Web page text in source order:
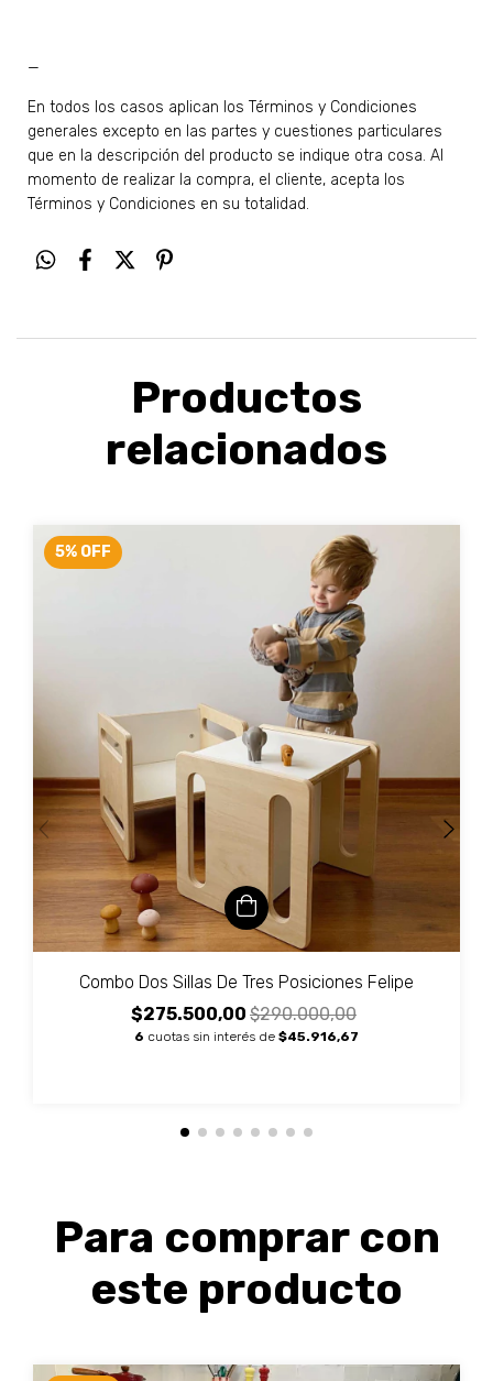
—
En todos los casos aplican los Términos y Condiciones
generales excepto en las partes y cuestiones particulares
que en la descripción del producto se indique otra cosa. Al
momento de realizar la compra, el cliente, acepta los
Términos y Condiciones en su totalidad.
Productos
relacionados
5% OFF
Combo Dos Sillas De Tres Posiciones Felipe
$275.500,00 $290.000,00
6 cuotas sin interés de $45.916,67
Para comprar con
este producto